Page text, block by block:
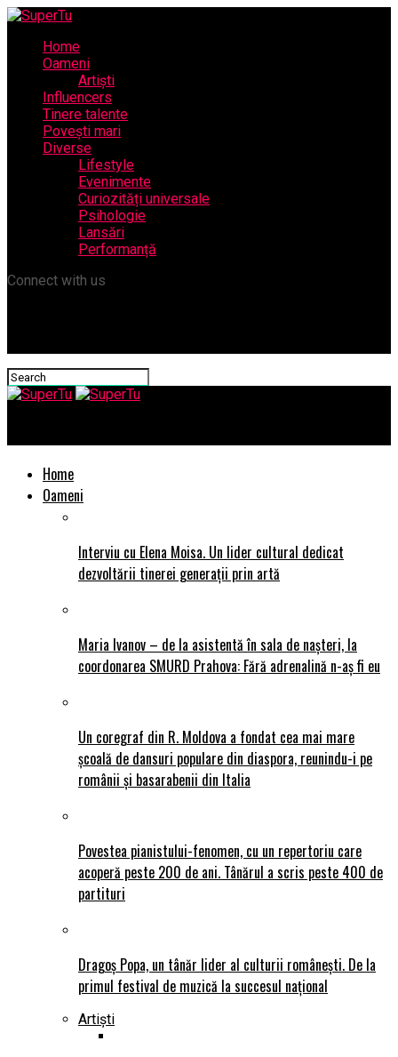
Home
Oameni
Artiști
Influencers
Tinere talente
Povești mari
Diverse
Lifestyle
Evenimente
Curiozități universale
Psihologie
Lansări
Performanță
Connect with us
Home
Oameni
Interviu cu Elena Moisa. Un lider cultural dedicat
dezvoltării tinerei generații prin artă
Maria Ivanov – de la asistentă în sala de nașteri, la
coordonarea SMURD Prahova: Fără adrenalină n-aș fi eu
Un coregraf din R. Moldova a fondat cea mai mare
școală de dansuri populare din diaspora, reunindu-i pe
românii și basarabenii din Italia
Povestea pianistului-fenomen, cu un repertoriu care
acoperă peste 200 de ani. Tânărul a scris peste 400 de
partituri
Dragoș Popa, un tânăr lider al culturii românești. De la
primul festival de muzică la succesul național
Artiști